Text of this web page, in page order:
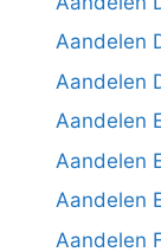
Aandelen
Aandelen
Aandelen
Aandelen
Aandelen
Aandelen